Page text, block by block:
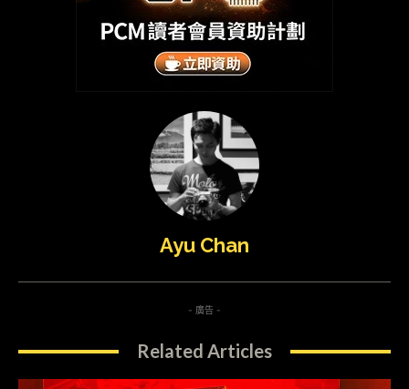
Ayu Chan
- 廣告 -
Related Articles